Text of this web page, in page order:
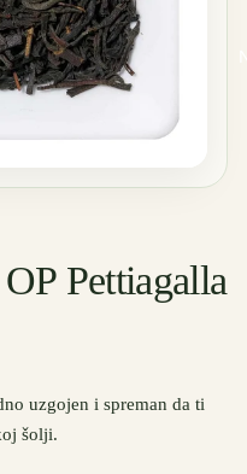
Pettiagalla
uzgojen i spreman da ti
šolji.